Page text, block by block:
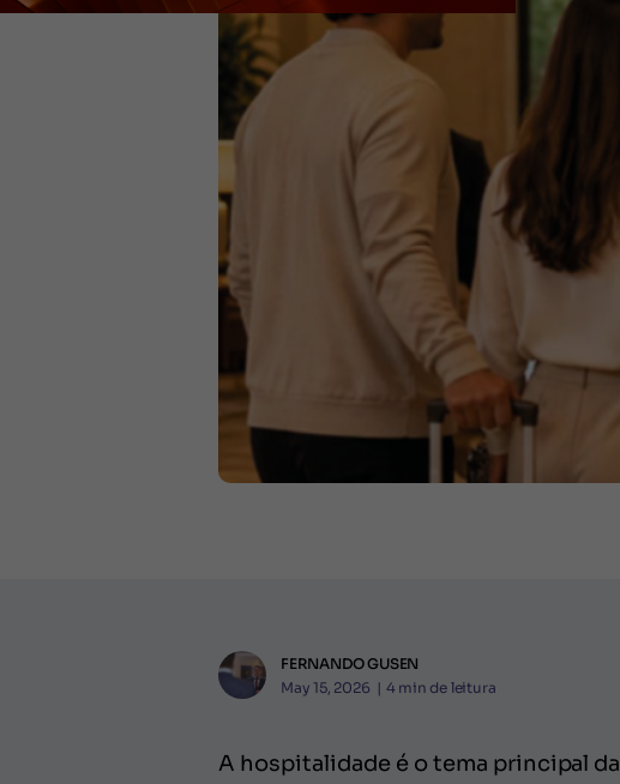
FERNANDO GUSEN
May 15, 2026 | 4 min de leitura
A hospitalidade é o tema principal